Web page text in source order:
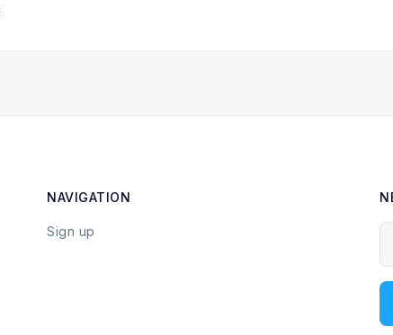
NAVIGATION
Sign up